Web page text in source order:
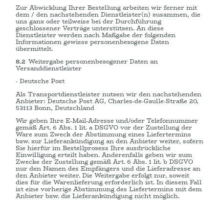
Zur Abwicklung Ihrer Bestellung arbeiten wir ferner mit
dem / den nachstehenden Dienstleister(n) zusammen, die
uns ganz oder teilweise bei der Durchführung
geschlossener Verträge unterstützen. An diese
Dienstleister werden nach Maßgabe der folgenden
Informationen gewisse personenbezogene Daten
übermittelt.
8.2 Weitergabe personenbezogener Daten an
Versanddienstleister
- Deutsche Post
Als Transportdienstleister nutzen wir den nachstehenden
Anbieter: Deutsche Post AG, Charles-de-Gaulle-Straße 20,
53113 Bonn, Deutschland
Wir geben Ihre E-Mail-Adresse und/oder Telefonnummer
gemäß Art. 6 Abs. 1 lit. a DSGVO vor der Zustellung der
Ware zum Zweck der Abstimmung eines Liefertermins
bzw. zur Lieferankündigung an den Anbieter weiter, sofern
Sie hierfür im Bestellprozess Ihre ausdrückliche
Einwilligung erteilt haben. Anderenfalls geben wir zum
Zwecke der Zustellung gemäß Art. 6 Abs. 1 lit. b DSGVO
nur den Namen des Empfängers und die Lieferadresse an
den Anbieter weiter. Die Weitergabe erfolgt nur, soweit
dies für die Warenlieferung erforderlich ist. In diesem Fall
ist eine vorherige Abstimmung des Liefertermins mit dem
Anbieter bzw. die Lieferankündigung nicht möglich.